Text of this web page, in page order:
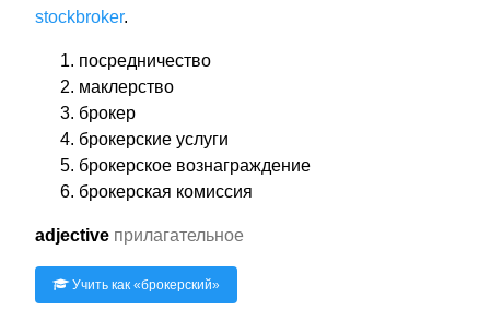
stockbroker.
посредничество
маклерство
брокер
брокерские услуги
брокерское вознаграждение
брокерская комиссия
adjective прилагательное
Учить как «брокерский»